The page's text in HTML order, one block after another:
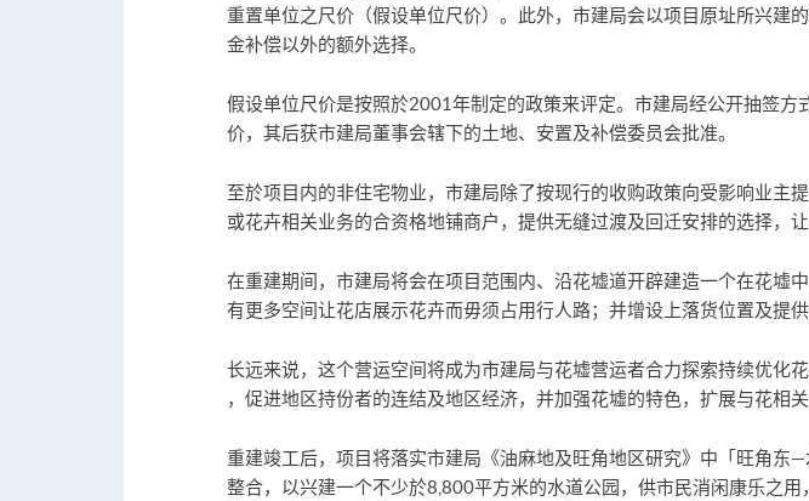
重置单位之尺价（假设单位尺价）。此外，市建局会以项目原址所兴建
金补偿以外的额外选择。
假设单位尺价是按照於2001年制定的政策来评定。市建局经公开抽签
价，其后获市建局董事会辖下的土地、安置及补偿委员会批准。
至於项目内的非住宅物业，市建局除了按现行的收购政策向受影响业
或花卉相关业务的合资格地铺商户，提供无缝过渡及回迁安排的选择，
在重建期间，市建局将会在项目范围内、沿花墟道开辟建造一个在花墟
有更多空间让花店展示花卉而毋须占用行人路；并增设上落货位置及提
长远来说，这个营运空间将成为市建局与花墟营运者合力探索持续优化
，促进地区持份者的连结及地区经济，并加强花墟的特色，扩展与花相
重建竣工后，项目将落实市建局《油麻地及旺角地区研究》中「旺角
整合，以兴建一个不少於8,800平方米的水道公园，供市民消闲康乐之